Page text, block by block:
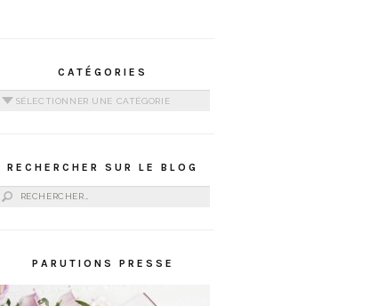
CATÉGORIES
Catégories
RECHERCHER SUR LE BLOG
Rechercher :
PARUTIONS PRESSE